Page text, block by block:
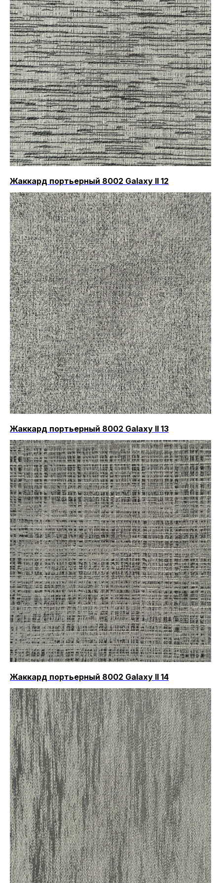
Жаккард портьерный 8002 Galaxy II 12
Жаккард портьерный 8002 Galaxy II 13
Жаккард портьерный 8002 Galaxy II 14